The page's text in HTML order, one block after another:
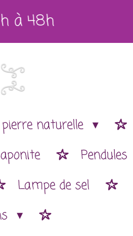
à 48h
naturelle
Pendules
Lampe de sel